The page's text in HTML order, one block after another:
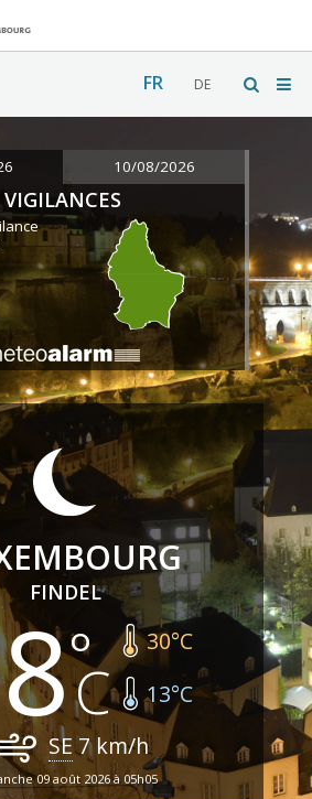
FR DE
10/08/2026
VIGILANCES
FINDEL
30°C
13°C
SE7km/h
09 août 2026 à 05h05